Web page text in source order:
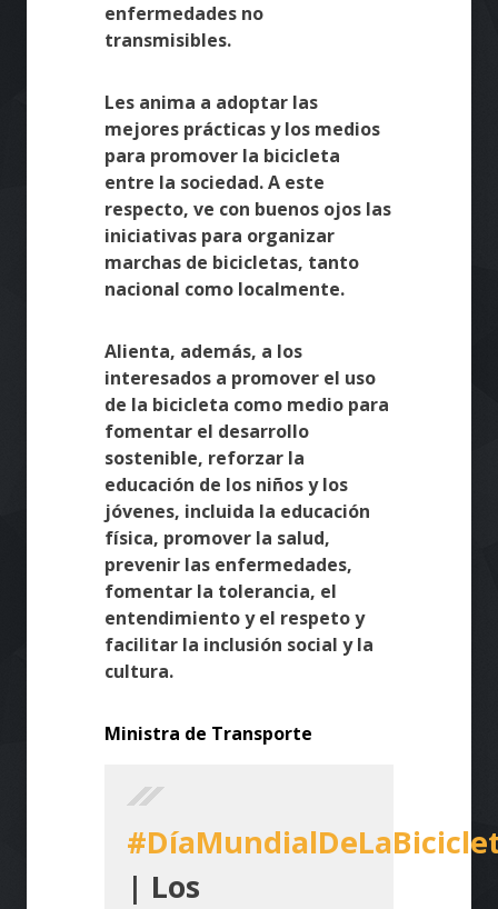
enfermedades no
transmisibles.
Les anima a adoptar las
mejores prácticas y los medios
para promover la bicicleta
entre la sociedad. A este
respecto, ve con buenos ojos las
iniciativas para organizar
marchas de bicicletas, tanto
nacional como localmente.
Alienta, además, a los
interesados a promover el uso
de la bicicleta como medio para
fomentar el desarrollo
sostenible, reforzar la
educación de los niños y los
jóvenes, incluida la educación
física, promover la salud,
prevenir las enfermedades,
fomentar la tolerancia, el
entendimiento y el respeto y
facilitar la inclusión social y la
cultura.
Ministra de Transporte
| Los